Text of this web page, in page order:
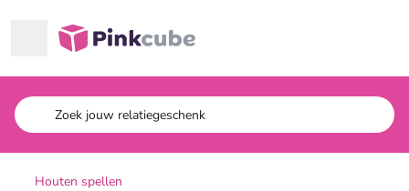
Pinkcube
Houten spellen